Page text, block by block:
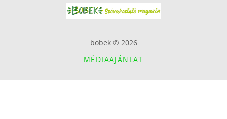
bobek © 2026
MÉDIAAJÁNLAT